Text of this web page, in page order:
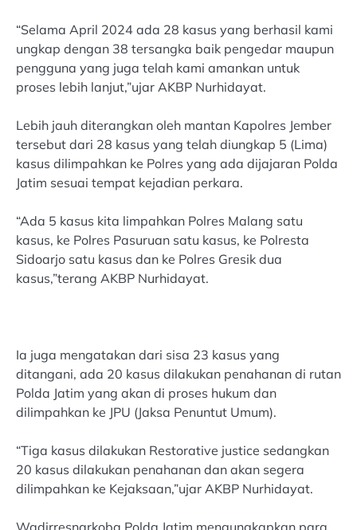
“Selama April 2024 ada 28 kasus yang berhasil kami
ungkap dengan 38 tersangka baik pengedar maupun
pengguna yang juga telah kami amankan untuk
proses lebih lanjut,”ujar AKBP Nurhidayat.
Lebih jauh diterangkan oleh mantan Kapolres Jember
tersebut dari 28 kasus yang telah diungkap 5 (Lima)
kasus dilimpahkan ke Polres yang ada dijajaran Polda
Jatim sesuai tempat kejadian perkara.
“Ada 5 kasus kita limpahkan Polres Malang satu
kasus, ke Polres Pasuruan satu kasus, ke Polresta
Sidoarjo satu kasus dan ke Polres Gresik dua
kasus,”terang AKBP Nurhidayat.
Ia juga mengatakan dari sisa 23 kasus yang
ditangani, ada 20 kasus dilakukan penahanan di rutan
Polda Jatim yang akan di proses hukum dan
dilimpahkan ke JPU (Jaksa Penuntut Umum).
“Tiga kasus dilakukan Restorative justice sedangkan
20 kasus dilakukan penahanan dan akan segera
dilimpahkan ke Kejaksaan,”ujar AKBP Nurhidayat.